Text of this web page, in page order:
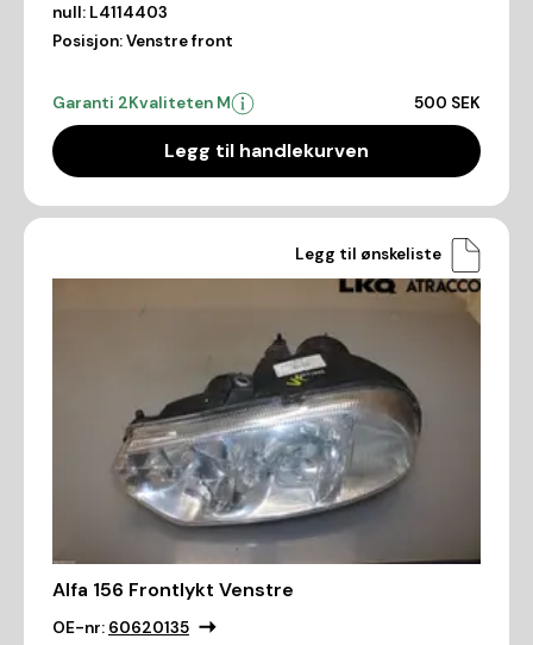
null: L4114403
Posisjon:Venstre front
Garanti 2Kvaliteten M 500 SEK
Legg til handlekurven
Legg til ønskeliste
Alfa 156 Frontlykt Venstre
OE-nr: 60620135